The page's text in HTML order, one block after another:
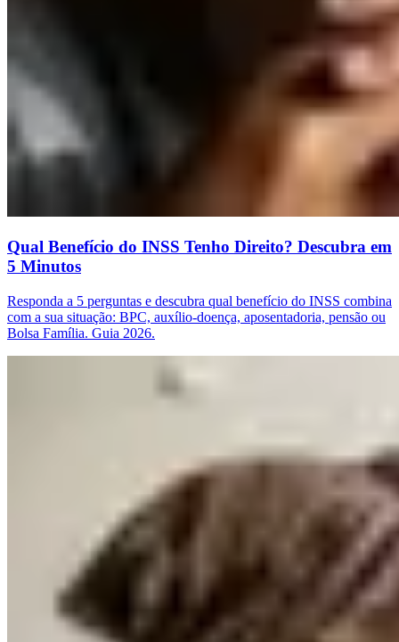
Qual Benefício do INSS Tenho Direito? Descubra em
5 Minutos
Responda a 5 perguntas e descubra qual benefício do INSS combina
com a sua situação: BPC, auxílio-doença, aposentadoria, pensão ou
Bolsa Família. Guia 2026.